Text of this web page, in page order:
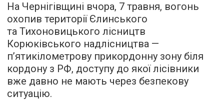
На Чернігівщині вчора, 7 травня, вогонь
охопив території Єлинського
та Тихоновицького лісництв
Корюківського надлісництва —
п’ятикілометрову прикордонну зону біля
кордону з РФ, доступу до якої лісівники
вже давно не мають через безпекову
ситуацію.